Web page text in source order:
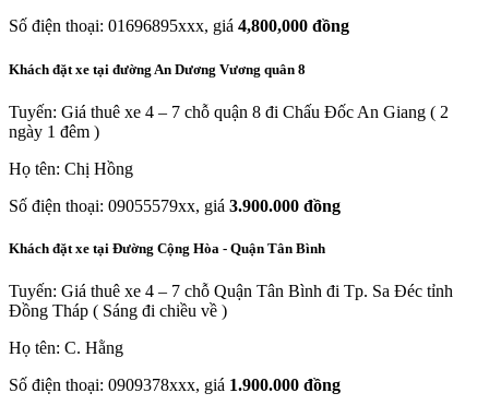
Số điện thoại: 01696895xxx, giá 4,800,000 đồng
Khách đặt xe tại đường An Dương Vương quân 8
Tuyến: Giá thuê xe 4 – 7 chỗ quận 8 đi Chấu Đốc An Giang ( 2
ngày 1 đêm )
Họ tên: Chị Hồng
Số điện thoại: 09055579xx, giá 3.900.000 đồng
Khách đặt xe tại Đường Cộng Hòa - Quận Tân Bình
Tuyến: Giá thuê xe 4 – 7 chỗ Quận Tân Bình đi Tp. Sa Đéc tỉnh
Đồng Tháp ( Sáng đi chiều về )
Họ tên: C. Hằng
Số điện thoại: 0909378xxx, giá 1.900.000 đồng